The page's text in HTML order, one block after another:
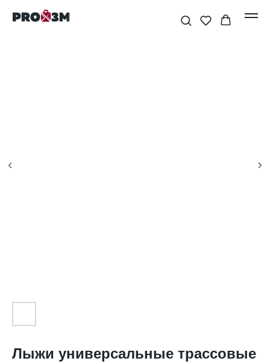
Лыжи универсальные трассовые